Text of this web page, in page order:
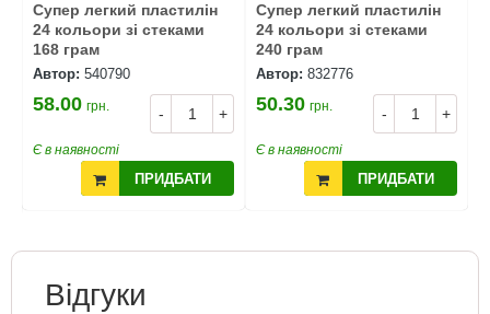
Супер легкий пластилін
24 кольори зі стеками
168 грам
Автор: 540790
- +
58.00 грн.
Є в наявності
ПРИДБАТИ
Супер легкий пластилін
24 кольори зі стеками
240 грам
Автор: 832776
- +
50.30 грн.
Є в наявності
ПРИДБАТИ
Відгуки